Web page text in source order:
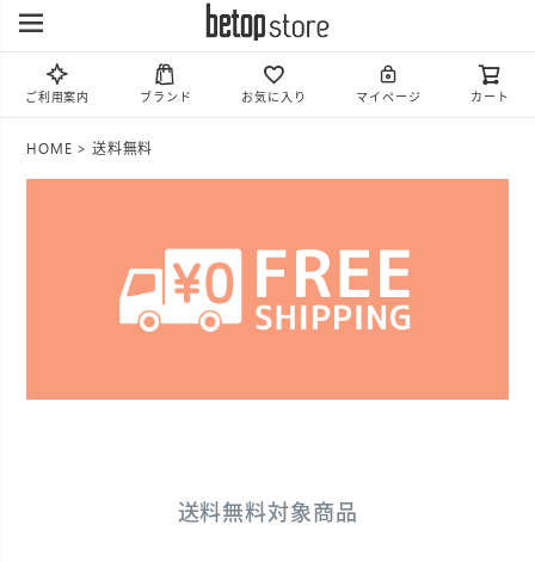
ご利用案内 ブランド お気に入り マイページ カート
HOME 送料無料
送料無料対象商品